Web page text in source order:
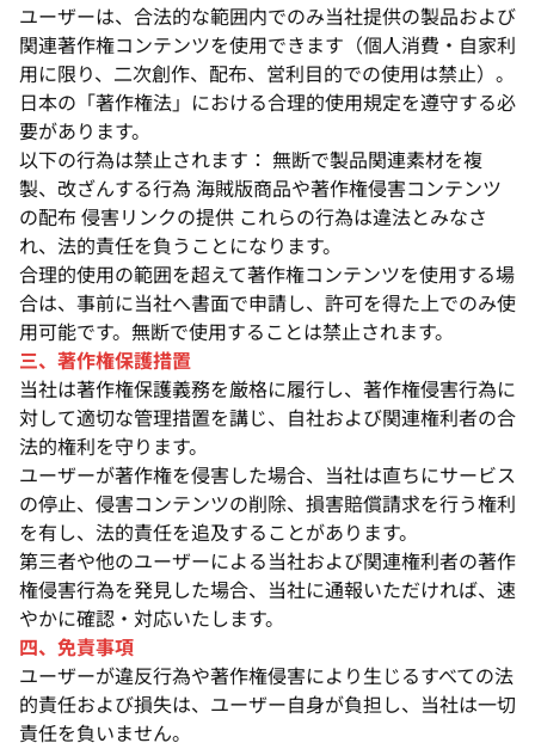
ユーザーは、合法的な範囲内でのみ当社提供の製品および
関連著作権コンテンツを使用できます（個人消費・自家利
用に限り、二次創作、配布、営利目的での使用は禁止）。
日本の「著作権法」における合理的使用規定を遵守する必
要があります。
以下の行為は禁止されます： 無断で製品関連素材を複
製、改ざんする行為 海賊版商品や著作権侵害コンテンツ
の配布 侵害リンクの提供 これらの行為は違法とみなさ
れ、法的責任を負うことになります。
合理的使用の範囲を超えて著作権コンテンツを使用する場
合は、事前に当社へ書面で申請し、許可を得た上でのみ使
用可能です。無断で使用することは禁止されます。
三、著作権保護措置
当社は著作権保護義務を厳格に履行し、著作権侵害行為に
対して適切な管理措置を講じ、自社および関連権利者の合
法的権利を守ります。
ユーザーが著作権を侵害した場合、当社は直ちにサービス
の停止、侵害コンテンツの削除、損害賠償請求を行う権利
を有し、法的責任を追及することがあります。
第三者や他のユーザーによる当社および関連権利者の著作
権侵害行為を発見した場合、当社に通報いただければ、速
やかに確認・対応いたします。
四、免責事項
ユーザーが違反行為や著作権侵害により生じるすべての法
的責任および損失は、ユーザー自身が負担し、当社は一切
責任を負いません。